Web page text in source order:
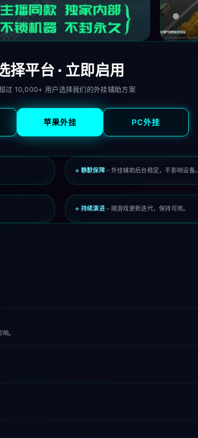
择平台 · 立即启用
过 10,000+ 用户选择我们的外挂辅助方案
苹果外挂 PC外挂
⟡ 静默保障– 外挂辅助后台稳定，不影响设备。
⟡ 持续演进– 随游戏更新迭代，保持可用。
。